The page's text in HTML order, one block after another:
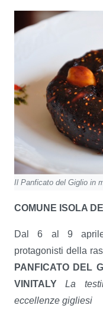
Il Panficato del Giglio in
COMUNE ISOLA
Dal 6 al 9
protagonisti della
PANFICATO DEL
VINITALYLa
eccellenze gigliesi